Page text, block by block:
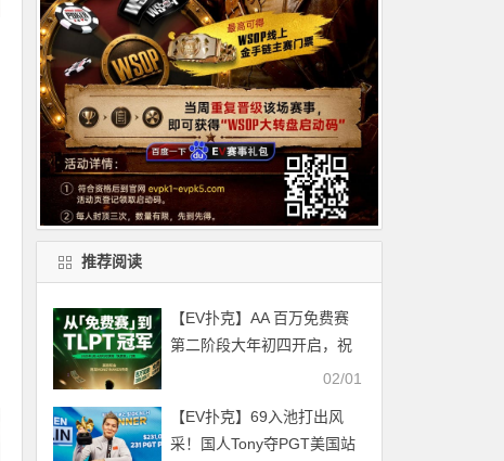
推荐阅读
【EV扑克】AA 百万免费赛
第二阶段大年初四开启，祝
02/01
【EV扑克】69入池打出风
采！国人Tony夺PGT美国站